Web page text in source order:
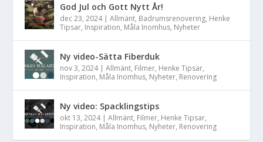
God Jul och Gott Nytt År!
dec 23, 2024|Allmänt, Badrumsrenovering, Henke
Tipsar, Inspiration, Måla Inomhus, Nyheter
Ny video-Sätta Fiberduk
nov 3, 2024|Allmänt, Filmer, Henke Tipsar,
Inspiration, Måla Inomhus, Nyheter, Renovering
Ny video: Spacklingstips
okt 13, 2024|Allmänt, Filmer, Henke Tipsar,
Inspiration, Måla Inomhus, Nyheter, Renovering